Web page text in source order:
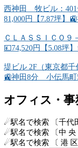
西神田 牧ビル：401
81,000円【7.87坪】
ＣＬＡＳＳＩＣＯ９
💴74,520円【5.08坪
堤ビル 2F（東京都千
🚉神田8分 小伝馬
オフィス・
☄駅名で検索 〔千代
☄駅名で検索 〔中 央
☄駅名で検索 〔 港 区